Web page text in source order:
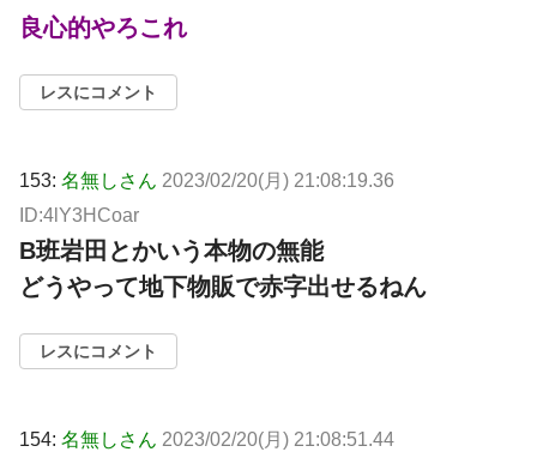
良心的やろこれ
レスにコメント
153: 名無しさん 2023/02/20(月) 21:08:19.36
ID:4lY3HCoar
B班岩田とかいう本物の無能
どうやって地下物販で赤字出せるねん
レスにコメント
154: 名無しさん 2023/02/20(月) 21:08:51.44